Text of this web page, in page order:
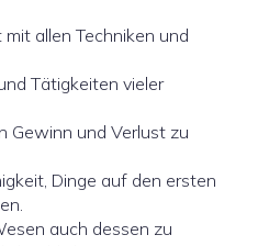
allen Techniken und
Tätigkeiten vieler
Gewinn und Verlust zu
Dinge auf den ersten
auch dessen zu